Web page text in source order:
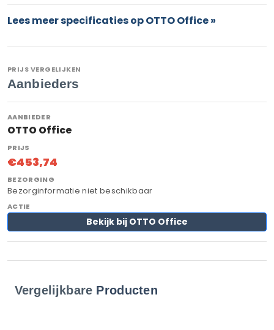
Lees meer specificaties op OTTO Office »
PRIJS VERGELIJKEN
Aanbieders
OTTO Office
€453,74
Bezorginformatie niet beschikbaar
Bekijk bij OTTO Office
Vergelijkbare Producten